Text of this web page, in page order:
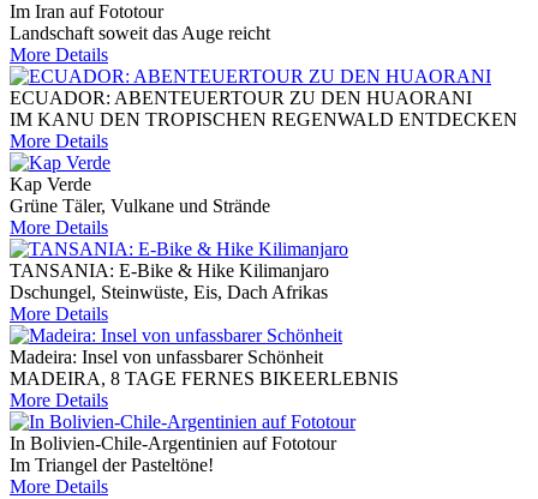
Im Iran auf Fototour
Landschaft soweit das Auge reicht
More Details
ECUADOR: ABENTEUERTOUR ZU DEN HUAORANI
IM KANU DEN TROPISCHEN REGENWALD ENTDECKEN
More Details
Kap Verde
Grüne Täler, Vulkane und Strände
More Details
TANSANIA: E-Bike & Hike Kilimanjaro
Dschungel, Steinwüste, Eis, Dach Afrikas
More Details
Madeira: Insel von unfassbarer Schönheit
MADEIRA, 8 TAGE FERNES BIKEERLEBNIS
More Details
In Bolivien-Chile-Argentinien auf Fototour
Im Triangel der Pasteltöne!
More Details